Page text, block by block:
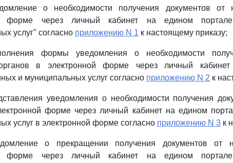
о необходимости получения документов от
форме через личный кабинет на едином портале
услуг" согласно приложению N 1 к настоящему приказу;
формы уведомления о необходимости
в электронной форме через личный
и муниципальных услуг согласно приложению N 2 к
уведомления о необходимости получения
форме через личный кабинет на едином
услуг в электронной форме согласно приложению N 3 к
о прекращении получения документов от
форме через личный кабинет на едином портале